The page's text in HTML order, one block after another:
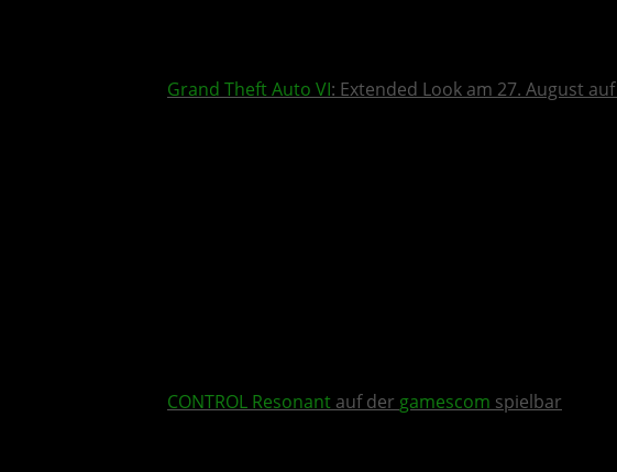
Grand Theft Auto VI: Extended Look am 27. August auf
CONTROL Resonant auf der gamescom spielbar